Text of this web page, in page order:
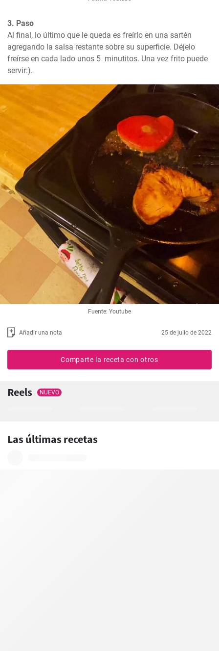
3. Paso
Al final, lo último que le queda es freírlo en una sartén
agregando la salsa restante sobre su superficie. Déjelo
freírse en cada lado unos 5  minutitos. Una vez frito puede
servir:).
Fuente: Youtube
Añadir una nota 25 de julio de 2022
Comparte la receta con otros
Reels NUEVO
Las últimas recetas